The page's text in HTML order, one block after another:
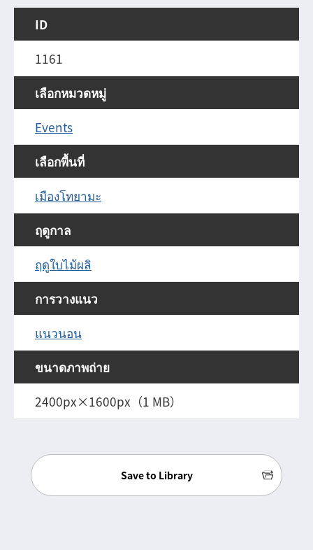
ID
1161
เลือกหมวดหมู่
Events
เลือกพื้นที่
เมืองโทยามะ
ฤดูกาล
ฤดูใบไม้ผลิ
การวางแนว
แนวนอน
ขนาดภาพถ่าย
2400px×1600px（1 MB）
Save to Library